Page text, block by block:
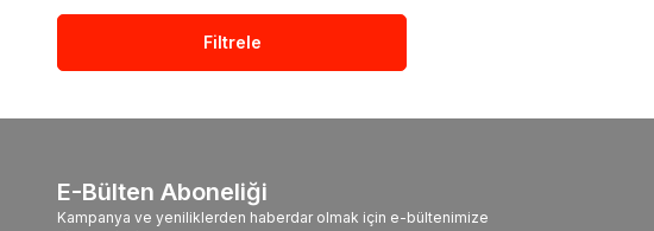
Filtrele
E-Bülten Aboneliği
Kampanya ve yeniliklerden haberdar olmak için e-bültenimize